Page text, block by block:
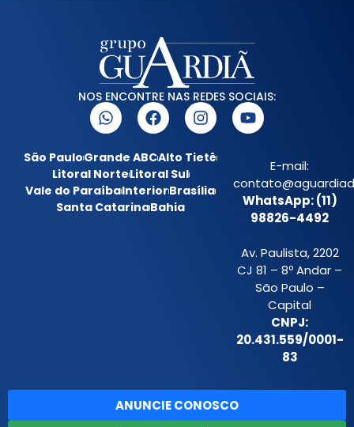
NOS ENCONTRE NAS REDES SOCIAIS:
São PauloGrande ABCAlto Tietê
Litoral NorteLitoral Sul
Vale do ParaíbaInteriorBrasília
Santa CatarinaBahia
E-mail:
WhatsApp: (11)
98826-4492
Av. Paulista, 2202
CJ 81 – 8º Andar –
São Paulo –
Capital
CNPJ:
20.431.559/0001-
83
ANUNCIE CONOSCO